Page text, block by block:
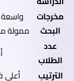
مخرجات
البحث
ممولة
عدد
الطلاب
الترتيب